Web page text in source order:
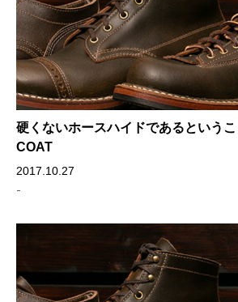
硬くないホースハイドであるという
COAT
2017.10.27
-